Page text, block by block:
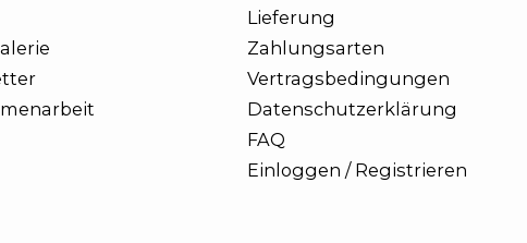
Lieferung
Zahlungsarten
Vertragsbedingungen
Datenschutzerklärung
FAQ
Einloggen / Registrieren